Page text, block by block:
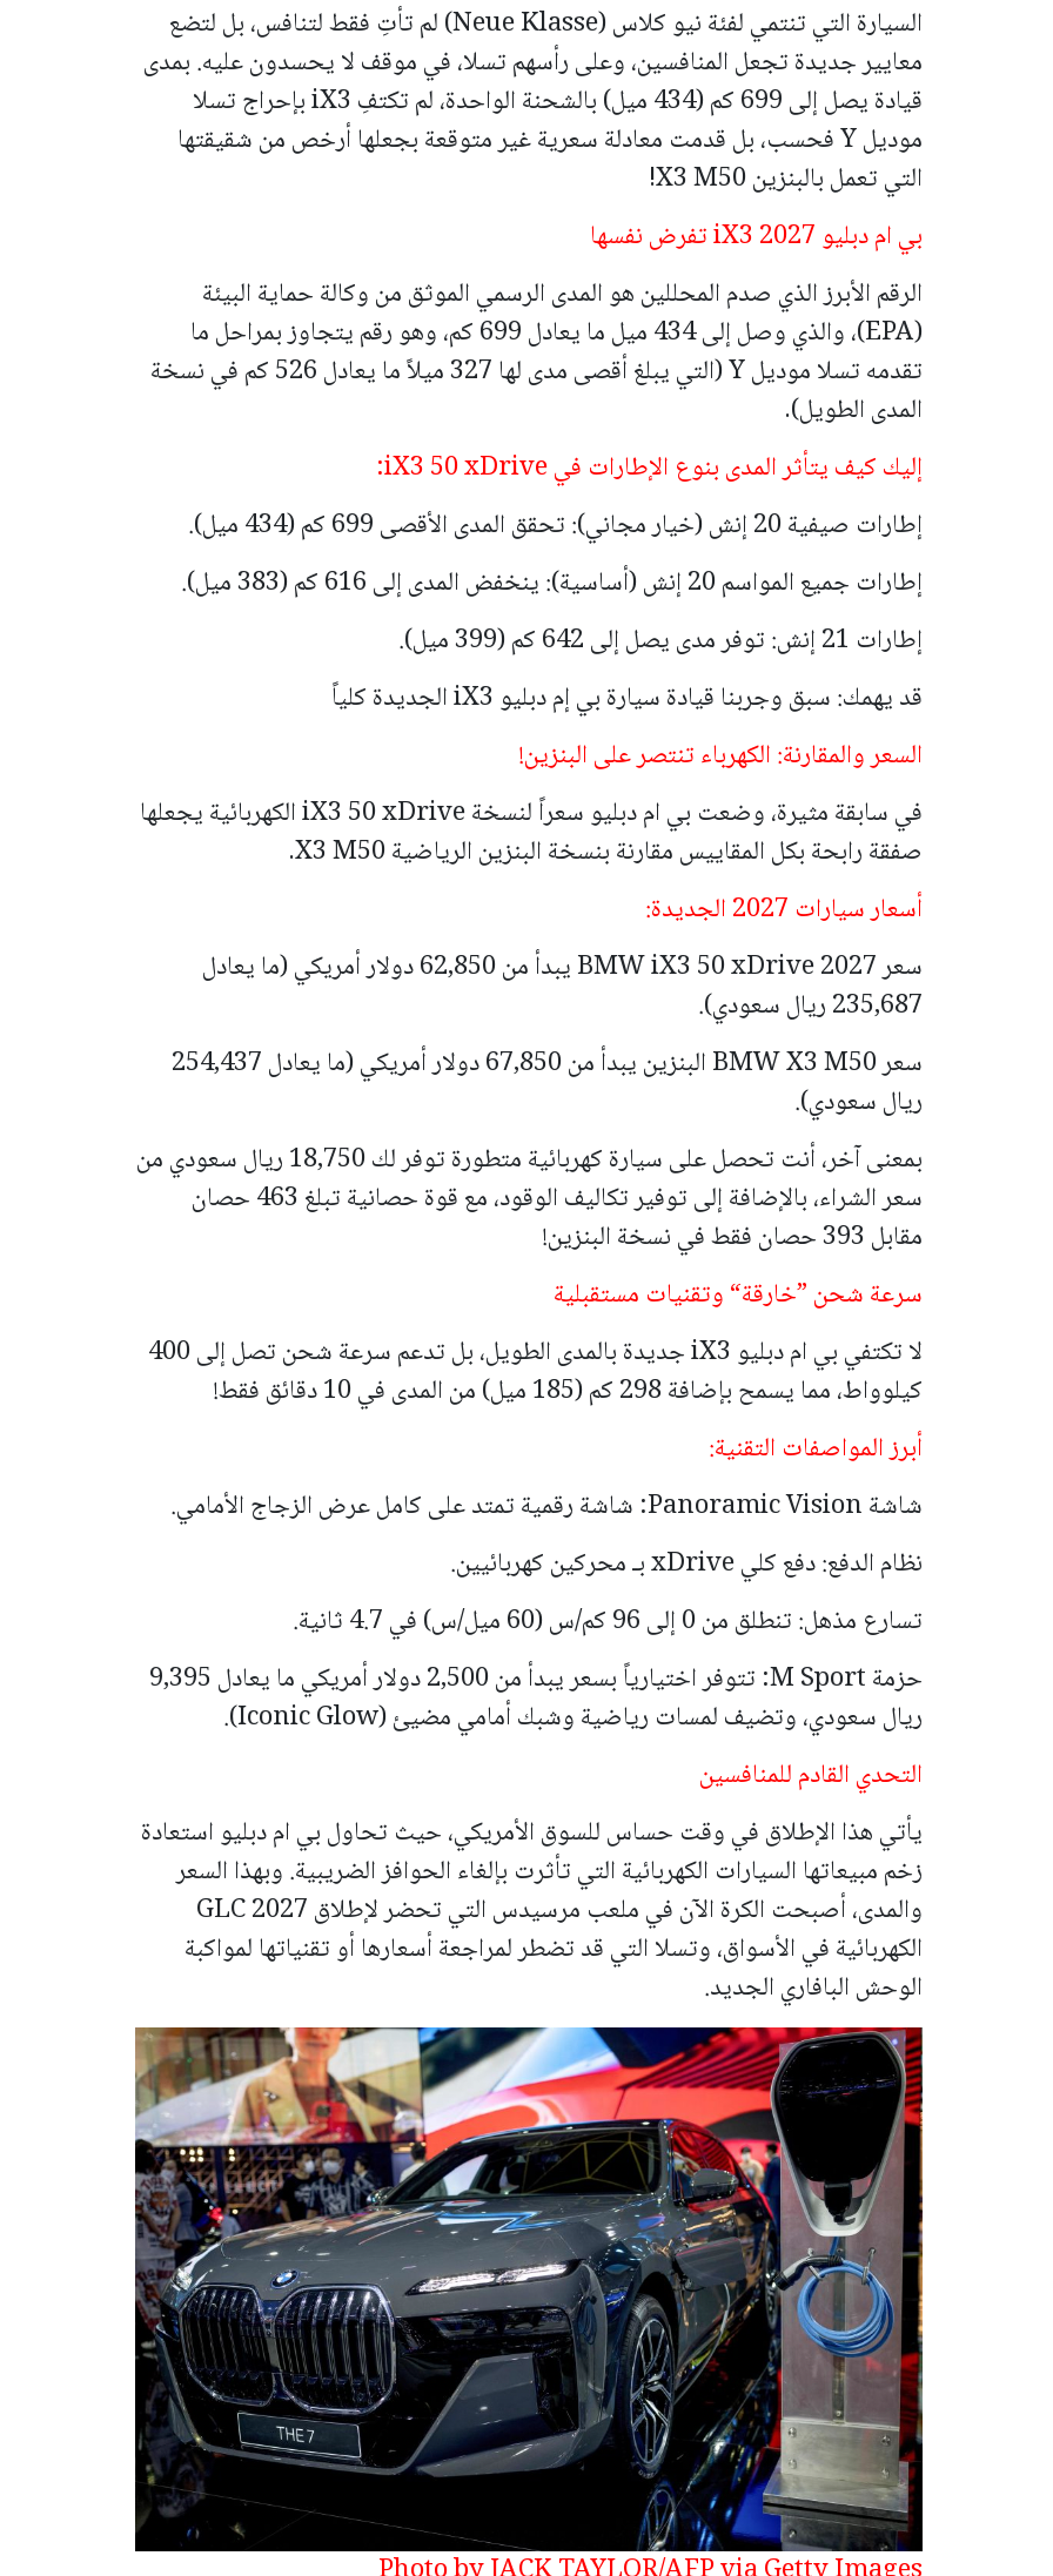
السيارة التي تنتمي لفئة نيو كلاس (Neue Klasse) لم تأتِ فقط لتنافس، بل لتضع
معايير جديدة تجعل المنافسين، وعلى رأسهم تسلا، في موقف لا يحسدون عليه. بمدى
قيادة يصل إلى 699 كم (434 ميل) بالشحنة الواحدة، لم تكتفِ iX3 بإحراج تسلا
موديل Y فحسب، بل قدمت معادلة سعرية غير متوقعة بجعلها أرخص من شقيقتها
التي تعمل بالبنزين X3 M50!
بي ام دبليو iX3 2027 تفرض نفسها
الرقم الأبرز الذي صدم المحللين هو المدى الرسمي الموثق من وكالة حماية البيئة
(EPA)، والذي وصل إلى 434 ميل ما يعادل 699 كم، وهو رقم يتجاوز بمراحل ما
تقدمه تسلا موديل Y (التي يبلغ أقصى مدى لها 327 ميلاً ما يعادل 526 كم في نسخة
المدى الطويل).
إليك كيف يتأثر المدى بنوع الإطارات في iX3 50 xDrive:
إطارات صيفية 20 إنش (خيار مجاني): تحقق المدى الأقصى 699 كم (434 ميل).
إطارات جميع المواسم 20 إنش (أساسية): ينخفض المدى إلى 616 كم (383 ميل).
إطارات 21 إنش: توفر مدى يصل إلى 642 كم (399 ميل).
قد يهمك: سبق وجربنا قيادة سيارة بي إم دبليو iX3 الجديدة كلياً
السعر والمقارنة: الكهرباء تنتصر على البنزين!
في سابقة مثيرة، وضعت بي ام دبليو سعراً لنسخة iX3 50 xDrive الكهربائية يجعلها
صفقة رابحة بكل المقاييس مقارنة بنسخة البنزين الرياضية X3 M50.
أسعار سيارات 2027 الجديدة:
سعر BMW iX3 50 xDrive 2027 يبدأ من 62,850 دولار أمريكي (ما يعادل
235,687 ريال سعودي).
سعر BMW X3 M50 البنزين يبدأ من 67,850 دولار أمريكي (ما يعادل 254,437
ريال سعودي).
بمعنى آخر، أنت تحصل على سيارة كهربائية متطورة توفر لك 18,750 ريال سعودي من
سعر الشراء، بالإضافة إلى توفير تكاليف الوقود، مع قوة حصانية تبلغ 463 حصان
مقابل 393 حصان فقط في نسخة البنزين!
سرعة شحن ”خارقة“ وتقنيات مستقبلية
لا تكتفي بي ام دبليو iX3 جديدة بالمدى الطويل، بل تدعم سرعة شحن تصل إلى 400
كيلوواط، مما يسمح بإضافة 298 كم (185 ميل) من المدى في 10 دقائق فقط!
أبرز المواصفات التقنية:
شاشة Panoramic Vision: شاشة رقمية تمتد على كامل عرض الزجاج الأمامي.
نظام الدفع: دفع كلي xDrive بـ محركين كهربائيين.
تسارع مذهل: تنطلق من 0 إلى 96 كم/س (60 ميل/س) في 4.7 ثانية.
حزمة M Sport: تتوفر اختيارياً بسعر يبدأ من 2,500 دولار أمريكي ما يعادل 9,395
ريال سعودي، وتضيف لمسات رياضية وشبك أمامي مضيئ (Iconic Glow).
التحدي القادم للمنافسين
يأتي هذا الإطلاق في وقت حساس للسوق الأمريكي، حيث تحاول بي ام دبليو استعادة
زخم مبيعاتها السيارات الكهربائية التي تأثرت بإلغاء الحوافز الضريبية. وبهذا السعر
والمدى، أصبحت الكرة الآن في ملعب مرسيدس التي تحضر لإطلاق GLC 2027
الكهربائية في الأسواق، وتسلا التي قد تضطر لمراجعة أسعارها أو تقنياتها لمواكبة
الوحش البافاري الجديد.